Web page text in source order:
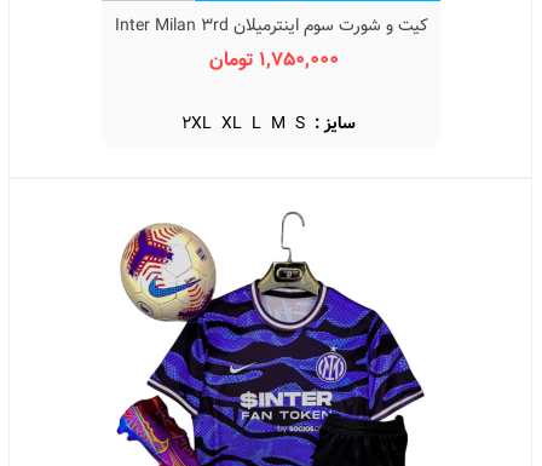
کیت و شورت سوم اینترمیلان Inter Milan 3rd
Kit 2023 With Short
1,750,000 تومان
سایز : S
M
L
XL
2XL